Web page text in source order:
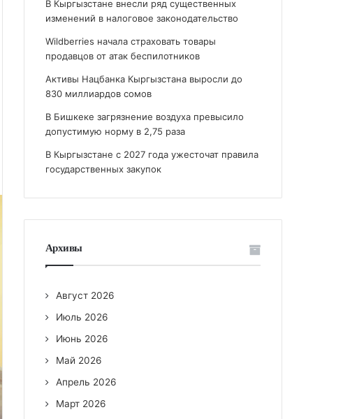
В Кыргызстане внесли ряд существенных
изменений в налоговое законодательство
Wildberries начала страховать товары
продавцов от атак беспилотников
Активы Нацбанка Кыргызстана выросли до
830 миллиардов сомов
В Бишкеке загрязнение воздуха превысило
допустимую норму в 2,75 раза
В Кыргызстане с 2027 года ужесточат правила
государственных закупок
Архивы
Август 2026
Июль 2026
Июнь 2026
Май 2026
Апрель 2026
Март 2026